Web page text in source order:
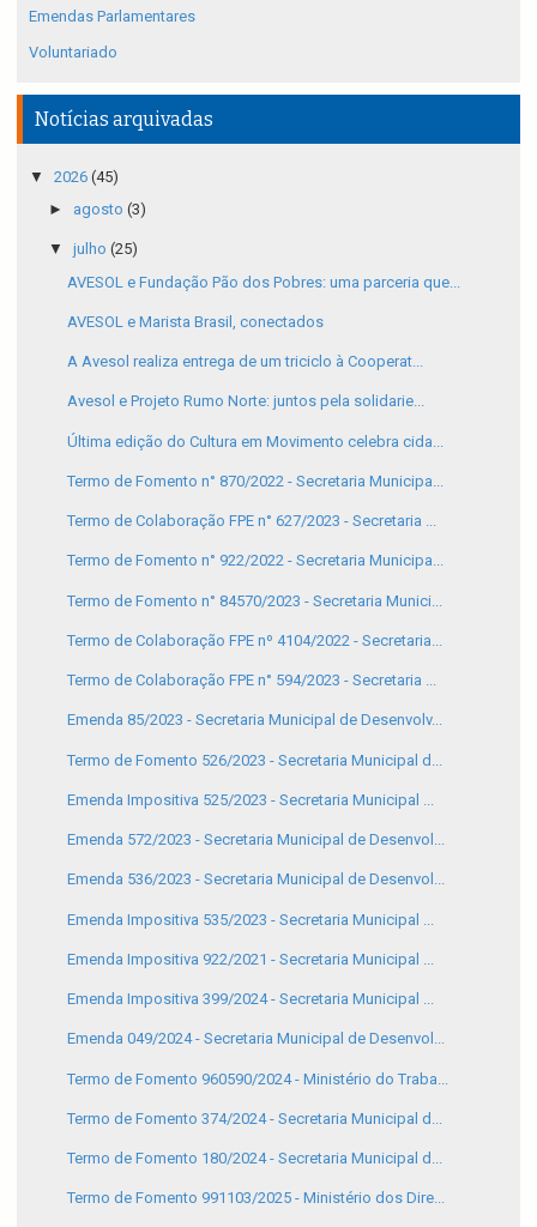
Emendas Parlamentares
Voluntariado
Notícias arquivadas
▼ 2026 (45)
► agosto (3)
▼ julho (25)
AVESOL e Fundação Pão dos Pobres: uma parceria que...
AVESOL e Marista Brasil, conectados
A Avesol realiza entrega de um triciclo à Cooperat...
Avesol e Projeto Rumo Norte: juntos pela solidarie...
Última edição do Cultura em Movimento celebra cida...
Termo de Fomento n° 870/2022 - Secretaria Municipa...
Termo de Colaboração FPE n° 627/2023 - Secretaria ...
Termo de Fomento n° 922/2022 - Secretaria Municipa...
Termo de Fomento n° 84570/2023 - Secretaria Munici...
Termo de Colaboração FPE nº 4104/2022 - Secretaria...
Termo de Colaboração FPE n° 594/2023 - Secretaria ...
Emenda 85/2023 - Secretaria Municipal de Desenvolv...
Termo de Fomento 526/2023 - Secretaria Municipal d...
Emenda Impositiva 525/2023 - Secretaria Municipal ...
Emenda 572/2023 - Secretaria Municipal de Desenvol...
Emenda 536/2023 - Secretaria Municipal de Desenvol...
Emenda Impositiva 535/2023 - Secretaria Municipal ...
Emenda Impositiva 922/2021 - Secretaria Municipal ...
Emenda Impositiva 399/2024 - Secretaria Municipal ...
Emenda 049/2024 - Secretaria Municipal de Desenvol...
Termo de Fomento 960590/2024 - Ministério do Traba...
Termo de Fomento 374/2024 - Secretaria Municipal d...
Termo de Fomento 180/2024 - Secretaria Municipal d...
Termo de Fomento 991103/2025 - Ministério dos Dire...